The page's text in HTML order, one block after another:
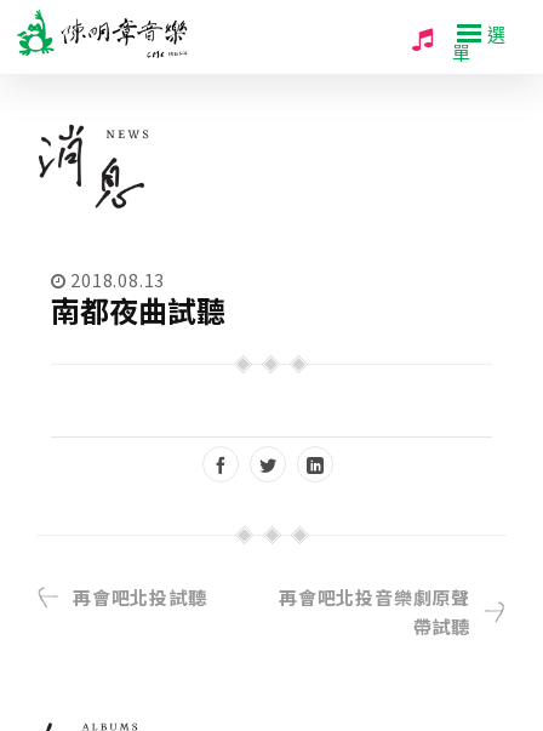
選
單
2018.08.13
南都夜曲試聽
再會吧北投試聽
再會吧北投音樂劇原聲
帶試聽